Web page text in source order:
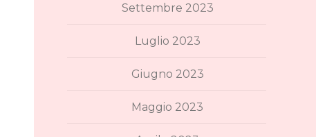
Settembre 2023
Luglio 2023
Giugno 2023
Maggio 2023